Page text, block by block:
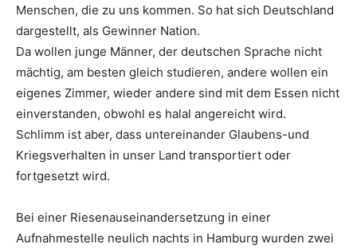
Menschen, die zu uns kommen. So hat sich Deutschland
dargestellt, als Gewinner Nation.
Da wollen junge Männer, der deutschen Sprache nicht
mächtig, am besten gleich studieren, andere wollen ein
eigenes Zimmer, wieder andere sind mit dem Essen nicht
einverstanden, obwohl es halal angereicht wird.
Schlimm ist aber, dass untereinander Glaubens-und
Kriegsverhalten in unser Land transportiert oder
fortgesetzt wird.
Bei einer Riesenauseinandersetzung in einer
Aufnahmestelle neulich nachts in Hamburg wurden zwei